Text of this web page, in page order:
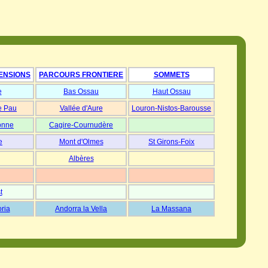
PARCOURS FRONTIERE
SOMMETS
Bas Ossau
Haut Ossau
Pau Vallée d'Aure
Louron-Nistos-Barousse
Cagire-Cournudère
Mont d'Olmes
St Girons-Foix
Albères
Andorra la Vella La Massana